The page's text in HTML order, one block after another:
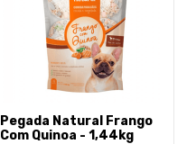
Pegada Natural Frango
Com Quinoa - 1,44kg